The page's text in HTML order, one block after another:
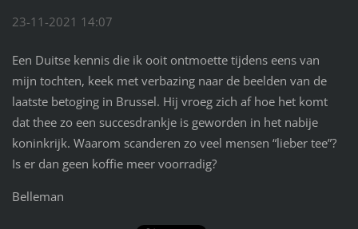
23-11-2021 14:07
Een Duitse kennis die ik ooit ontmoette tijdens eens van
mijn tochten, keek met verbazing naar de beelden van de
laatste betoging in Brussel. Hij vroeg zich af hoe het komt
dat thee zo een succesdrankje is geworden in het nabije
koninkrijk. Waarom scanderen zo veel mensen “lieber tee”?
Is er dan geen koffie meer voorradig?
Belleman